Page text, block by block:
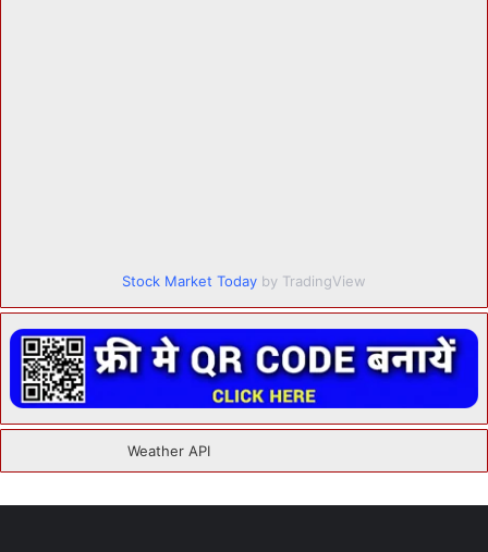
Stock Market Today by TradingView